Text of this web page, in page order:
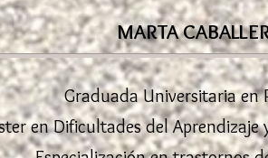
MARTA
Graduada Universitaria en
en Dificultades del